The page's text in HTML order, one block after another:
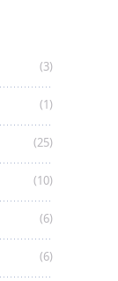
(3)
(1)
(25)
(10)
(6)
(6)